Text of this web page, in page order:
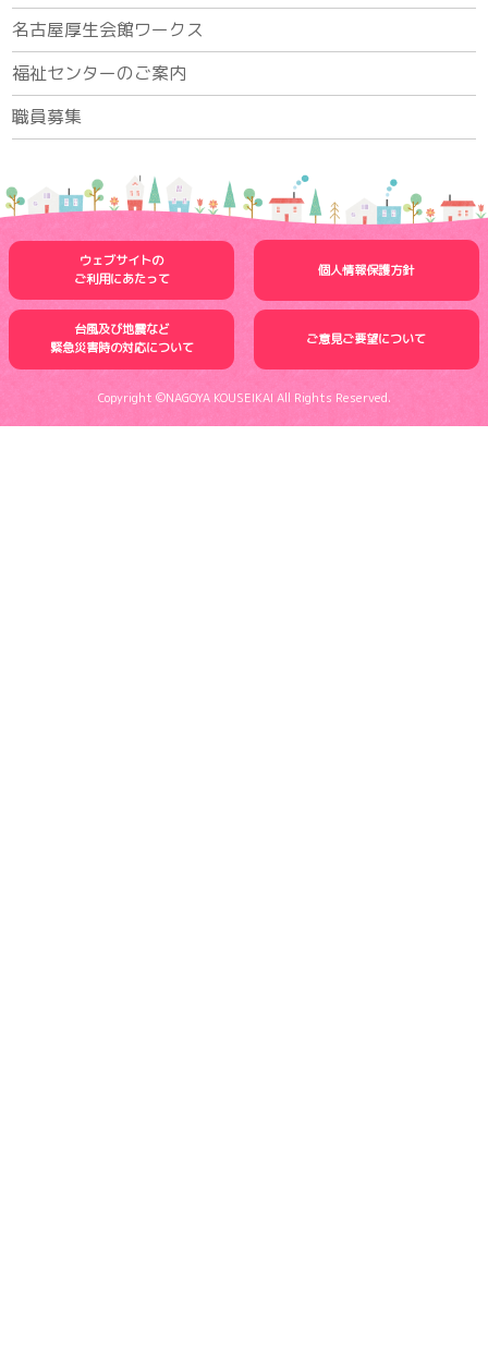
名古屋厚生会館ワークス
福祉センターのご案内
職員募集
ウェブサイトの
ご利用にあたって
個人情報保護方針
台風及び地震など
緊急災害時の対応について
ご意見ご要望について
Copyright ©NAGOYA KOUSEIKAI All Rights Reserved.